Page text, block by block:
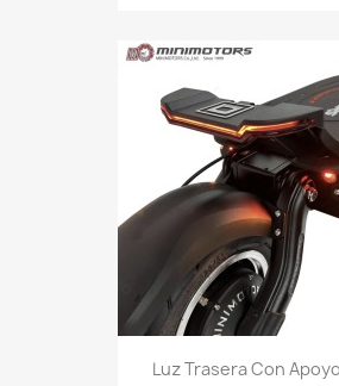
Luz Trasera Con